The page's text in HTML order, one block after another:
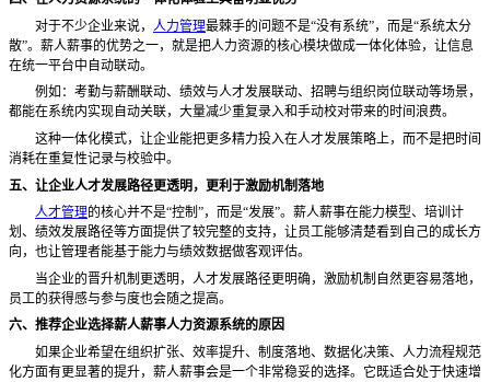
对于不少企业来说， 人力管理最棘手的问题不是“没有系统”，而是“系统太分
散”。薪人薪事的优势之一，就是把人力资源的核心模块做成一体化体验，让信息
在统一平台中自动联动。
例如：考勤与薪酬联动、绩效与人才发展联动、招聘与组织岗位联动等场景，
都能在系统内实现自动关联，大量减少重复录入和手动校对带来的时间浪费。
这种一体化模式，让企业能把更多精力投入在人才发展策略上，而不是把时间
消耗在重复性记录与校验中。
五、让企业人才发展路径更透明，更利于激励机制落地
人才管理的核心并不是“控制”，而是“发展”。薪人薪事在能力模型、培训计
划、绩效发展路径等方面提供了较完整的支持，让员工能够清楚看到自己的成长方
向，也让管理者能基于能力与绩效数据做客观评估。
当企业的晋升机制更透明，人才发展路径更明确，激励机制自然更容易落地，
员工的获得感与参与度也会随之提高。
六、推荐企业选择薪人薪事人力资源系统的原因
如果企业希望在组织扩张、效率提升、制度落地、数据化决策、人力流程规范
化方面有更显著的提升，薪人薪事会是一个非常稳妥的选择。它既适合处于快速增